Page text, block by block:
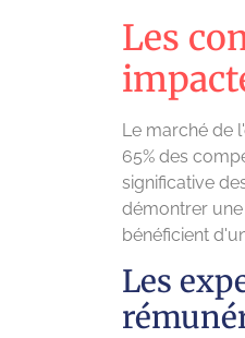
Les
Le marché de
65% des
significative
démontrer
bénéficient
Les